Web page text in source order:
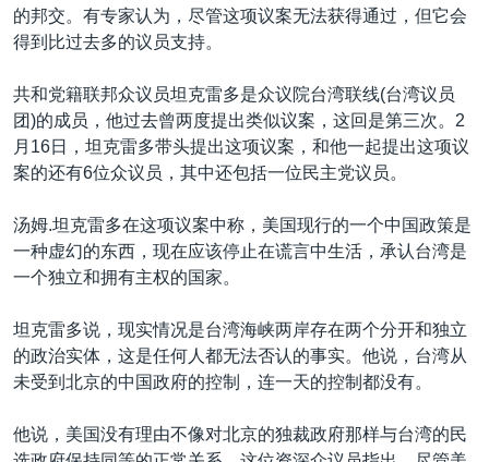
转
检
印太
欧洲
非洲
美洲
全球议题
经济·金融·贸易
科教·文娱·体健
军事
劳工
环境
美中关系
白宫要闻
国会报道
美中关系
美国建国250周年
埃博拉疫情
重要讲话与声明
台海两岸关系
关注西藏
VOA视频
VOA今日焦点
中文广播
关注我们
其他语言网站
的邦交。有专家认为，尽管这项议案无法获得通过，但它会
得到比过去多的议员支持。
共和党籍联邦众议员坦克雷多是众议院台湾联线(台湾议员
团)的成员，他过去曾两度提出类似议案，这回是第三次。2
月16日，坦克雷多带头提出这项议案，和他一起提出这项议
案的还有6位众议员，其中还包括一位民主党议员。
汤姆.坦克雷多在这项议案中称，美国现行的一个中国政策是
一种虚幻的东西，现在应该停止在谎言中生活，承认台湾是
一个独立和拥有主权的国家。
坦克雷多说，现实情况是台湾海峡两岸存在两个分开和独立
的政治实体，这是任何人都无法否认的事实。他说，台湾从
未受到北京的中国政府的控制，连一天的控制都没有。
他说，美国没有理由不像对北京的独裁政府那样与台湾的民